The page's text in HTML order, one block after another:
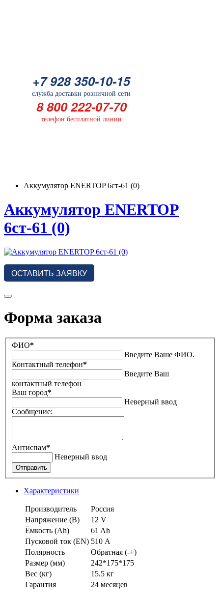
+7 928 350-10-15
служба доставки розничной сети
8 800 222-07-70
телефон бесплатной линии
служба доставки розничной сети
8 800 222-07-70
телефон бесплатной линии
Аккумулятор ENERTOP 6ст-61 (0)
Аккумулятор ENERTOP
6ст-61 (0)
ОСТАВИТЬ ЗАЯВКУ
Форма заказа
ФИО*
Введите Ваше ФИО.
Контактный телефон*
Введите Ваш
контактный телефон
Ваш город*
Неверный ввод
Сообщение:
Антиспам*
Неверный ввод
Отправить
Характеристики
Производитель
Россия
Напряжение (В)
12 V
Ёмкость (Аh)
61 Ah
Пусковой ток (EN) 510 А
Полярность
Обратная (-+)
Размер (мм)
242*175*175
Вес (кг)
15.5 кг
Гарантия
24 месяцев